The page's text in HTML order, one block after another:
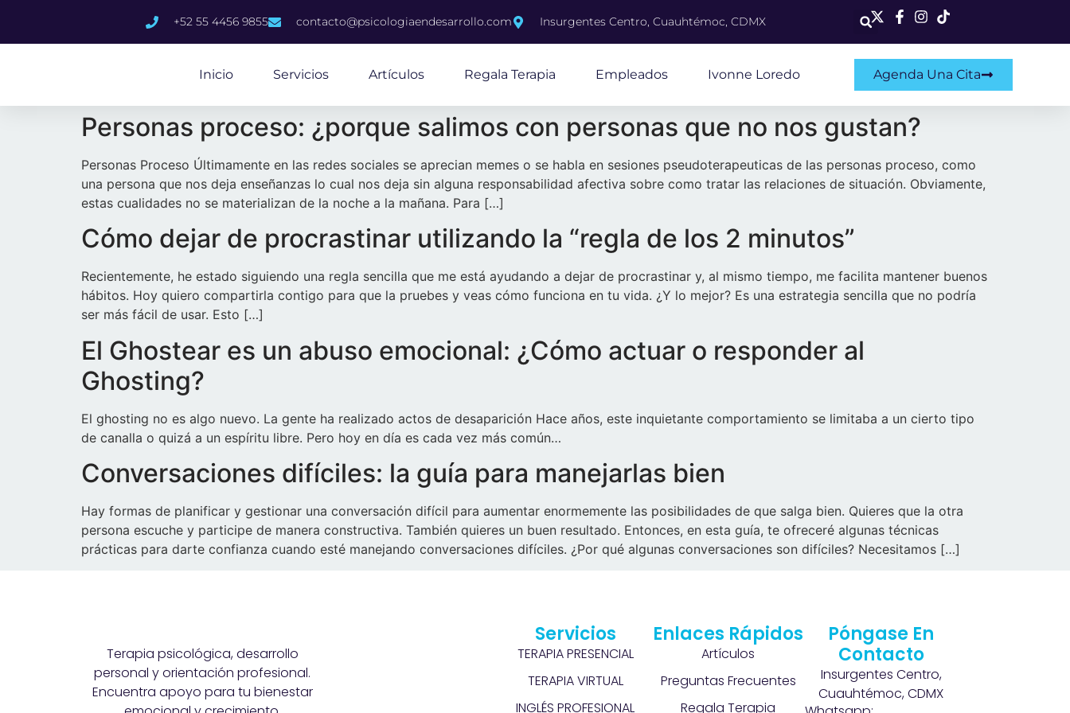
+52 55 4456 9855 contacto@psicologiaendesarrollo.com Insurgentes Centro, Cuauhtémoc, CDMX
Inicio Servicios Artículos Regala Terapia Empleados Ivonne Loredo Agenda Una Cita
Personas proceso: ¿porque salimos con personas que no nos gustan?
Personas Proceso Últimamente en las redes sociales se aprecian memes o se habla en sesiones pseudoterapeuticas de las personas proceso, como
una persona que nos deja enseñanzas lo cual nos deja sin alguna responsabilidad afectiva sobre como tratar las relaciones de situación. Obviamente,
estas cualidades no se materializan de la noche a la mañana. Para […]
Cómo dejar de procrastinar utilizando la “regla de los 2 minutos”
Recientemente, he estado siguiendo una regla sencilla que me está ayudando a dejar de procrastinar y, al mismo tiempo, me facilita mantener buenos
hábitos. Hoy quiero compartirla contigo para que la pruebes y veas cómo funciona en tu vida. ¿Y lo mejor? Es una estrategia sencilla que no podría
ser más fácil de usar. Esto […]
El Ghostear es un abuso emocional: ¿Cómo actuar o responder al
Ghosting?
El ghosting no es algo nuevo. La gente ha realizado actos de desaparición Hace años, este inquietante comportamiento se limitaba a un cierto tipo
de canalla o quizá a un espíritu libre. Pero hoy en día es cada vez más común…
Conversaciones difíciles: la guía para manejarlas bien
Hay formas de planificar y gestionar una conversación difícil para aumentar enormemente las posibilidades de que salga bien. Quieres que la otra
persona escuche y participe de manera constructiva. También quieres un buen resultado. Entonces, en esta guía, te ofreceré algunas técnicas
prácticas para darte confianza cuando esté manejando conversaciones difíciles. ¿Por qué algunas conversaciones son difíciles? Necesitamos […]
Terapia psicológica, desarrollo
personal y orientación profesional.
Encuentra apoyo para tu bienestar
Servicios
TERAPIA PRESENCIAL
TERAPIA VIRTUAL
INGLÉS PROFESIONAL
Enlaces Rápidos
Artículos
Preguntas Frecuentes
Regala Terapia
Póngase En
Contacto
Insurgentes Centro,
Cuauhtémoc, CDMX